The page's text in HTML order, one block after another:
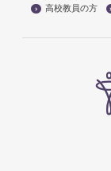
高校教員の方